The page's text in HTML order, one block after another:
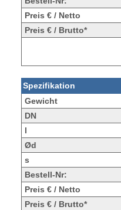
Preis € / Netto
Preis € / Brutto*
Spezifikation
Gewicht
DN
l
Ød
s
Bestell-Nr:
Preis € / Netto
Preis € / Brutto*